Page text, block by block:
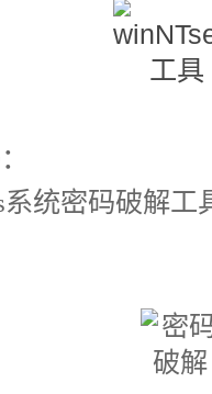
系统密码破解工